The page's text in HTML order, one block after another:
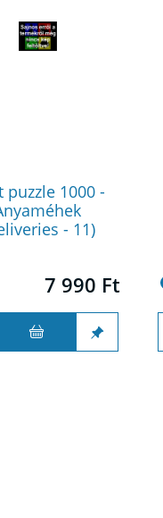
puzzle 1000 -
- 11)
7 990 Ft